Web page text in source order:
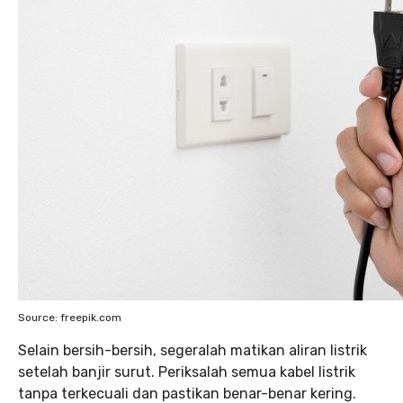
Source: freepik.com
Selain bersih-bersih, segeralah matikan aliran listrik
setelah banjir surut. Periksalah semua kabel listrik
tanpa terkecuali dan pastikan benar-benar kering.